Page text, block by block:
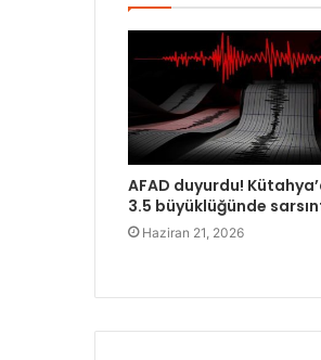
AFAD duyurdu!
3.5 büyüklüğünde
Haziran 21, 2026